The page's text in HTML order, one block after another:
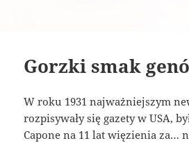
Gorzki smak
W roku 1931 najważniejszym
rozpisywały się gazety w USA,
Capone na 11 lat więzienia za…